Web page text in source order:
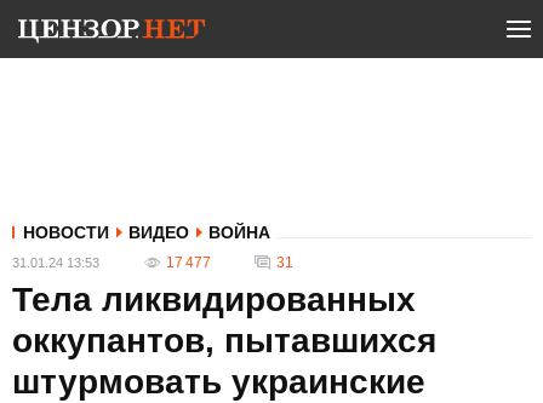
НОВОСТИ ВИДЕО ВОЙНА
31.01.24 13:53 17 477 31
Тела ликвидированных
оккупантов, пытавшихся
штурмовать украинские